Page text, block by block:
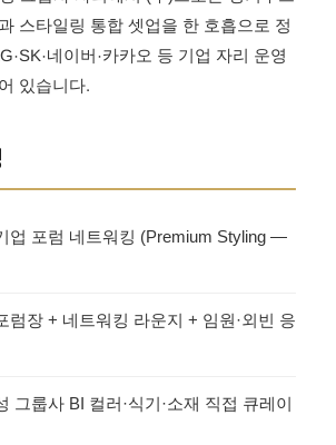
스타일링 통합 셋업을 한 호흡으로 정
네이버·카카오 등 기업 자리 운영
있습니다.
업 포럼 네트워킹 (Premium Styling —
럼장 + 네트워킹 라운지 + 임원·외빈 응
그룹사 BI 컬러·식기·소재 직접 큐레이